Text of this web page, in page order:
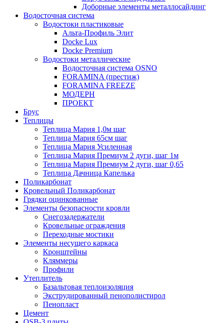
Доборные элементы металлосайдинг
Водосточная система
Водостоки пластиковые
Альта-Профиль Элит
Docke Lux
Docke Premium
Водостоки металлические
Водосточная система OSNO
FORAMINA (престиж)
FORAMINA FREEZE
МОДЕРН
ПРОЕКТ
Брус
Теплицы
Теплица Мария 1,0м шаг
Теплица Мария 65см шаг
Теплица Мария Усиленная
Теплица Мария Премиум 2 дуги, шаг 1м
Теплица Мария Премиум 2 дуги, шаг 0,65
Теплица Дачница Капелька
Поликарбонат
Кровельный Поликарбонат
Грядки оцинкованные
Элементы безопасности кровли
Снегозадержатели
Кровельные ограждения
Переходные мостики
Элементы несущего каркаса
Кронштейны
Кляммеры
Профили
Утеплитель
Базальтовая теплоизоляция
Экструдированный пенополистирол
Пенопласт
Цемент